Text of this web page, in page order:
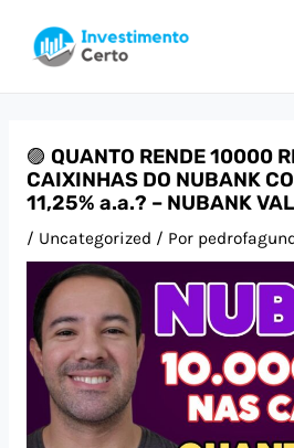
para
🟣 QUANTO RENDE 10000
CAIXINHAS DO NUBANK
11,25% a.a.? – NUBANK
/ Uncategorized / Por
navigation